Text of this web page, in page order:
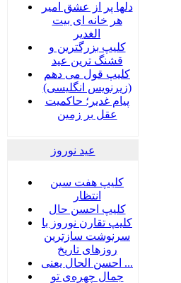
دلها پر از عشق امیر
هر خانه ای بیت
الغدیر
کلیپ بزرگترین و
قشنگ ترین عید
کلیپ قول می دهم
(زیرنویس انگلیسی)
پیام غدیر؛ حاکمیت
عقل بر زمین
عید نوروز
کلیپ هفت سین
انتظار
کلیپ احسن حال
کلیپ تقارن نوروز با
سرنوشت سازترین
روزهای تاریخ
احسن الحال یعنی ...
جمال چهره‌ی تو